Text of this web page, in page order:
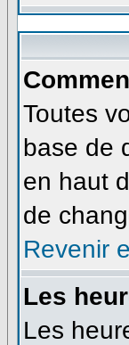
Toutes
base de
en haut
de
Revenir
Les
Les